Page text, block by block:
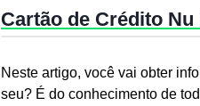
Cartão de Crédito
Neste artigo, você vai obter
seu? É do conhecimento de